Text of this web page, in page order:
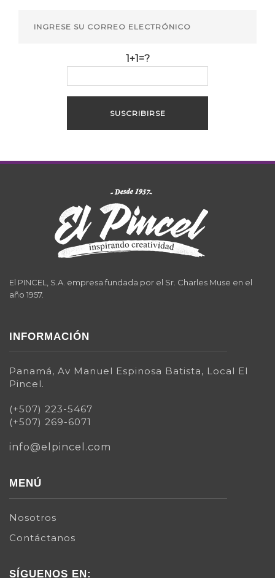
1+1=?
El PINCEL, S.A. empresa fundada por el Sr. Charles Muse en el
año 1957.
INFORMACIÓN
Panamá, Av Manuel Espinosa Batista, Local El
Pincel.
(+507) 223-5467
(+507) 269-6071
info@elpincel.com
MENÚ
Nosotros
Contáctanos
SÍGUENOS EN: